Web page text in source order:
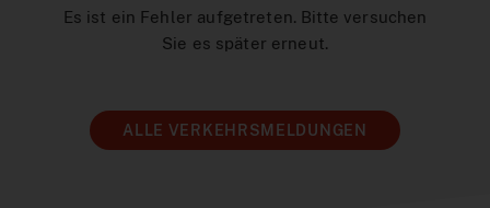
Es ist ein Fehler aufgetreten. Bitte versuchen
Sie es später erneut.
ALLE VERKEHRSMELDUNGEN